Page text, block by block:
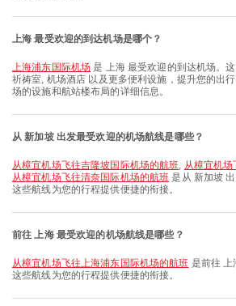
上海 最受欢迎的到达机场是哪个？
上海浦东国际机场 是 上海 最受欢迎的到达机场。
祈祷室, 机场酒店 以及更多便利设施，提升您的出
场的设施和航站楼布局的详细信息。
从 新加坡 出发最受欢迎的机场航线是哪些？
从樟宜机场飞往吉隆坡国际机场的航班, 从樟宜机
从樟宜机场飞往清奈国际机场的航班 是从 新加坡
这些航线为您的行程提供便捷的衔接。
前往 上海 最受欢迎的机场航线是哪些？
从樟宜机场飞往上海浦东国际机场的航班 是前往 上
这些航线为您的行程提供便捷的衔接。